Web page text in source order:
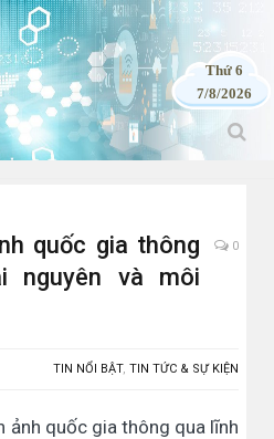
Thứ 6
7/8/2026
quốc gia thông
nguyên và môi
0
TIN NỔI BẬT, TIN TỨC & SỰ KIỆN
ảnh quốc gia thông qua lĩnh